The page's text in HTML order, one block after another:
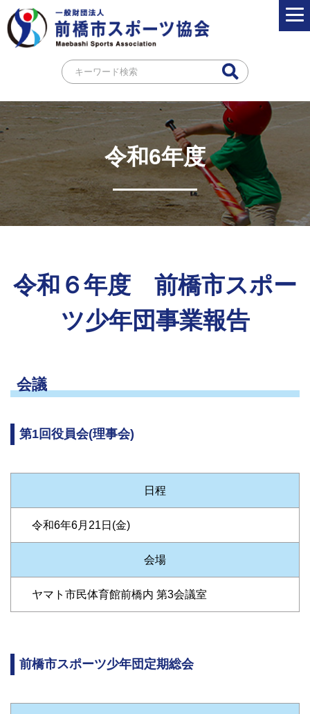
令和6年度
令和６年度 前橋市スポー
ツ少年団事業報告
会議
第1回役員会(理事会)
日程
令和6年6月21日(金)
会場
ヤマト市民体育館前橋内 第3会議室
前橋市スポーツ少年団定期総会